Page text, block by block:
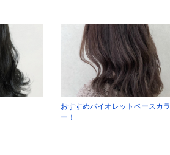
おすすめバイオレットベースカラ
ー！